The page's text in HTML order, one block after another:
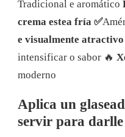
Tradicional e aromático
crema estea fría ✅
e visualmente atractivo
intensificar o sabor 🔥
moderno
Aplica un
servir para